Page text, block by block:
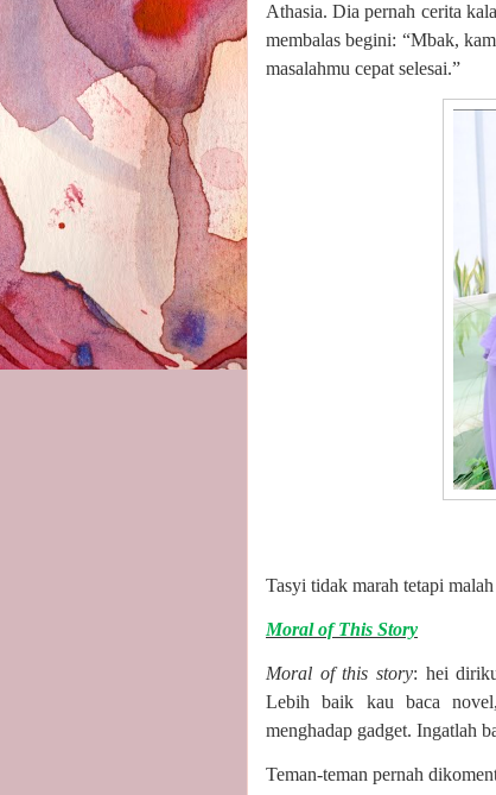
Athasia. Dia pernah cerita
membalas begini: “Mbak,
masalahmu cepat selesai.”
Tasyi tidak marah tetapi
Moral of This Story
Moral of this story: hei
Lebih baik kau baca
menghadap gadget. Ingatlah
Teman-teman pernah